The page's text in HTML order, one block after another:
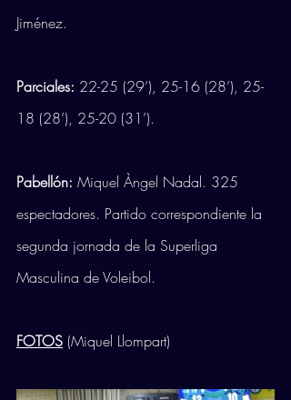
Jiménez.
Parciales: 22-25 (29’), 25-16 (28’), 25-
18 (28’), 25-20 (31’).
Pabellón: Miquel Àngel Nadal. 325
espectadores. Partido correspondiente la
segunda jornada de la Superliga
Masculina de Voleibol.
FOTOS (Miquel Llompart)